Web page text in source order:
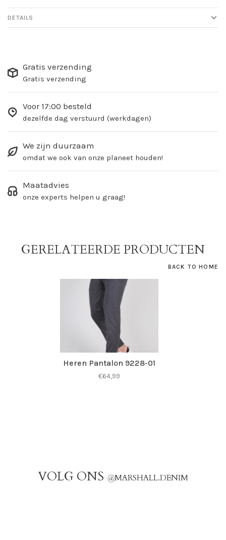
DETAILS
Gratis verzending
Gratis verzending
Voor 17:00 besteld
dezelfde dag verstuurd (werkdagen)
We zijn duurzaam
omdat we ook van onze planeet houden!
Maatadvies
onze experts helpen u graag!
GERELATEERDE PRODUCTEN
BACK TO HOME
Heren Pantalon 9228-01
€64,99
VOLG ONS @MARSHALL.DENIM